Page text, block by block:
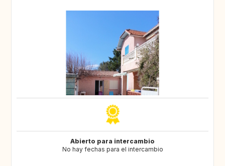
Abierto para intercambio
No hay fechas para el intercambio